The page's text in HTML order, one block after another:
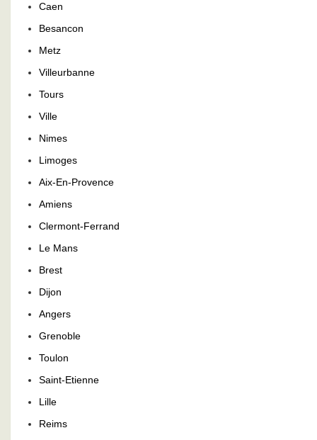
Caen
Besancon
Metz
Villeurbanne
Tours
Ville
Nimes
Limoges
Aix-En-Provence
Amiens
Clermont-Ferrand
Le Mans
Brest
Dijon
Angers
Grenoble
Toulon
Saint-Etienne
Lille
Reims